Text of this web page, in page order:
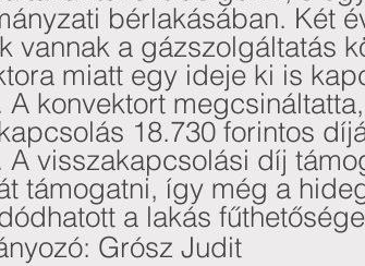
bérlakásában. Két
vannak a gázszolgáltatás
miatt egy ideje ki is
A konvektort
18.730 forintos
A visszakapcsolási díj
támogatni, így még a
a lakás
Grósz Judit